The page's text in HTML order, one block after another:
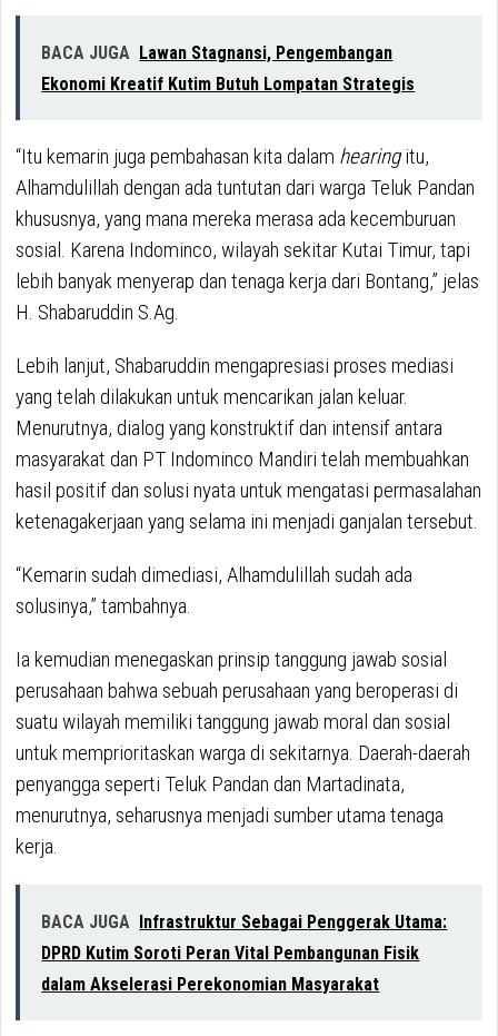
BACA JUGA Lawan Stagnansi, Pengembangan
Ekonomi Kreatif Kutim Butuh Lompatan Strategis
“Itu kemarin juga pembahasan kita dalam hearingitu,
Alhamdulillah dengan ada tuntutan dari warga Teluk Pandan
khususnya, yang mana mereka merasa ada kecemburuan
sosial. Karena Indominco, wilayah sekitar Kutai Timur, tapi
lebih banyak menyerap dan tenaga kerja dari Bontang,” jelas
H. Shabaruddin S.Ag.
Lebih lanjut, Shabaruddin mengapresiasi proses mediasi
yang telah dilakukan untuk mencarikan jalan keluar.
Menurutnya, dialog yang konstruktif dan intensif antara
masyarakat dan PT Indominco Mandiri telah membuahkan
hasil positif dan solusi nyata untuk mengatasi permasalahan
ketenagakerjaan yang selama ini menjadi ganjalan tersebut.
“Kemarin sudah dimediasi, Alhamdulillah sudah ada
solusinya,” tambahnya.
Ia kemudian menegaskan prinsip tanggung jawab sosial
perusahaan bahwa sebuah perusahaan yang beroperasi di
suatu wilayah memiliki tanggung jawab moral dan sosial
untuk memprioritaskan warga di sekitarnya. Daerah-daerah
penyangga seperti Teluk Pandan dan Martadinata,
menurutnya, seharusnya menjadi sumber utama tenaga
kerja.
BACA JUGA Infrastruktur Sebagai Penggerak Utama:
DPRD Kutim Soroti Peran Vital Pembangunan Fisik
dalam Akselerasi Perekonomian Masyarakat